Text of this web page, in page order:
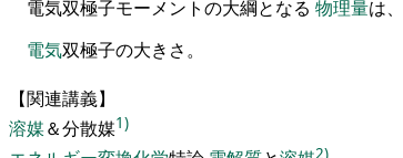
電気双極子モーメントの大綱となる 物理量は、
電気双極子の大きさ。
【関連講義】
溶媒＆分散媒1)
2)